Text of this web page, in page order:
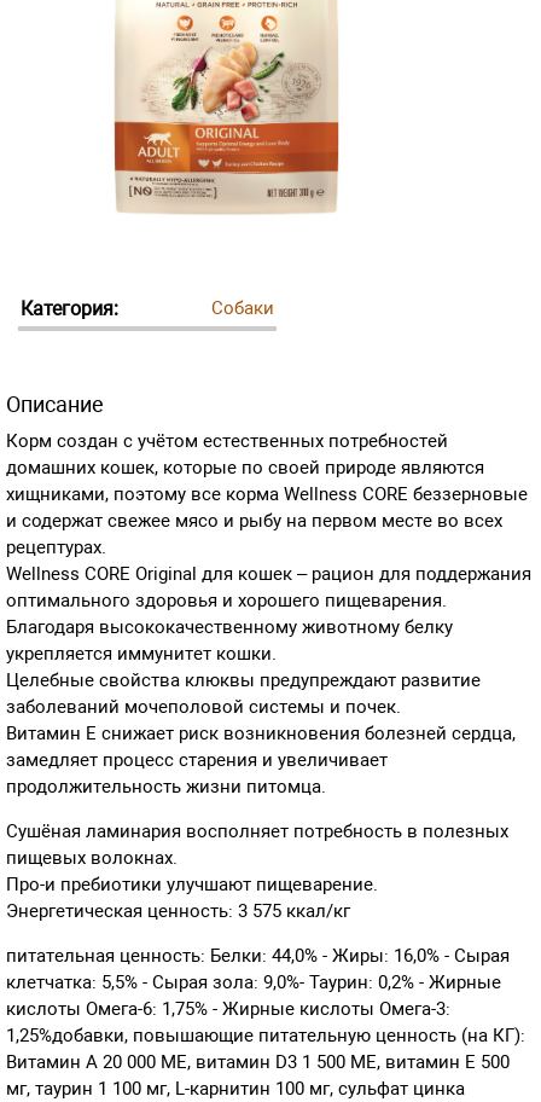
Категория: Собаки
Описание
Корм создан с учётом естественных потребностей
домашних кошек, которые по своей природе являются
хищниками, поэтому все корма Wellness CORE беззерновые
и содержат свежее мясо и рыбу на первом месте во всех
рецептурах.
Wellness CORE Original для кошек – рацион для поддержания
оптимального здоровья и хорошего пищеварения.
Благодаря высококачественному животному белку
укрепляется иммунитет кошки.
Целебные свойства клюквы предупреждают развитие
заболеваний мочеполовой системы и почек.
Витамин Е снижает риск возникновения болезней сердца,
замедляет процесс старения и увеличивает
продолжительность жизни питомца.
Сушёная ламинария восполняет потребность в полезных
пищевых волокнах.
Про-и пребиотики улучшают пищеварение.
Энергетическая ценность: 3 575 ккал/кг
питательная ценность: Белки: 44,0% - Жиры: 16,0% - Сырая
клетчатка: 5,5% - Сырая зола: 9,0%- Таурин: 0,2% - Жирные
кислоты Омега-6: 1,75% - Жирные кислоты Омега-3:
1,25%добавки, повышающие питательную ценность (на КГ):
Витамин A 20 000 МЕ, витамин D3 1 500 МЕ, витамин E 500
мг, таурин 1 100 мг, L-карнитин 100 мг, сульфат цинка